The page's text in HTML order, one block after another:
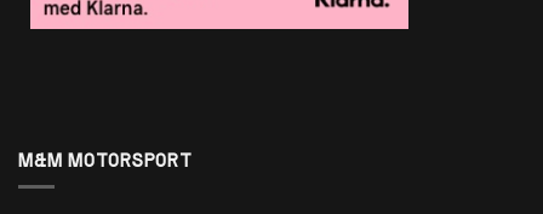
M&M MOTORSPORT